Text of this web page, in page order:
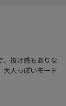
、抜け感もありな
大人っぽいモード